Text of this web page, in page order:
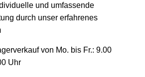
und umfassende
durch unser erfahrenes
von Mo. bis Fr.: 9.00
Uhr